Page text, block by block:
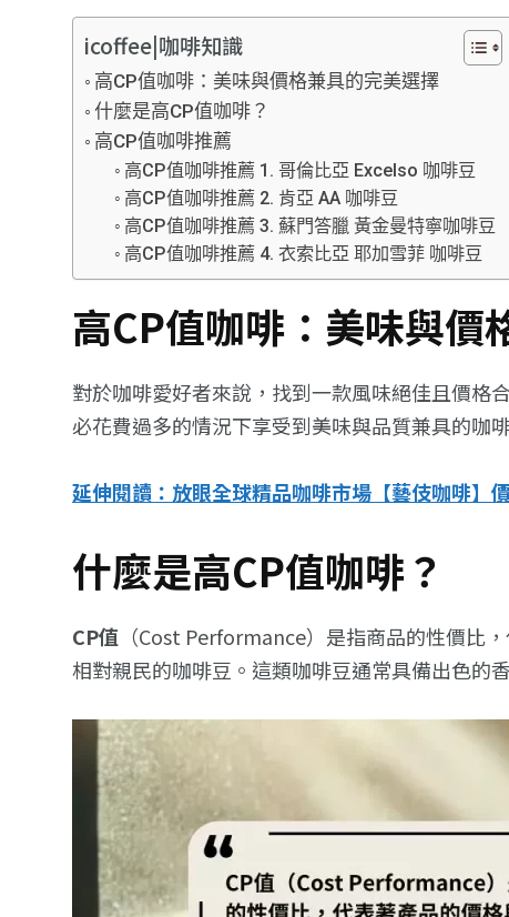
icoffee|咖啡知識
高CP值咖啡：美味與價格兼具的完美選擇
什麼是高CP值咖啡？
高CP值咖啡推薦
高CP值咖啡推薦 1. 哥倫比亞 Excelso 咖啡豆
高CP值咖啡推薦 2. 肯亞 AA 咖啡豆
高CP值咖啡推薦 3. 蘇門答臘 黃金曼特寧咖啡豆
高CP值咖啡推薦 4. 衣索比亞 耶加雪菲 咖啡豆
高CP值咖啡：美味與價
對於咖啡愛好者來說，找到一款風味絕佳且價格
必花費過多的情況下享受到美味與品質兼具的咖
延伸閱讀：放眼全球精品咖啡市場【藝伎咖啡】
什麼是高CP值咖啡？
CP值 （Cost Performance）是指商品的性價比
相對親民的咖啡豆。這類咖啡豆通常具備出色的